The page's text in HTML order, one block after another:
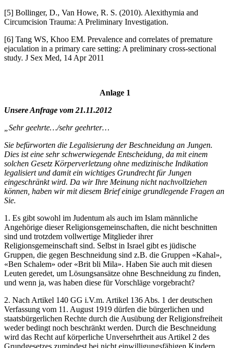
[5] Bollinger, D., Van Howe, R. S. (2010). Alexithymia and
Circumcision Trauma: A Preliminary Investigation.
[6] Tang WS, Khoo EM. Prevalence and correlates of premature
ejaculation in a primary care setting: A preliminary cross-sectional
study. J Sex Med, 14 Apr 2011
Anlage 1
Unsere Anfrage vom 21.11.2012
„Sehr geehrte…/sehr geehrter…
Sie befürworten die Legalisierung der Beschneidung an Jungen.
Dies ist eine sehr schwerwiegende Entscheidung, da mit einem
solchen Gesetz Körperverletzung ohne medizinische Indikation
legalisiert und damit ein wichtiges Grundrecht für Jungen
eingeschränkt wird. Da wir Ihre Meinung nicht nachvollziehen
können, haben wir mit diesem Brief einige grundlegende Fragen an
Sie.
1. Es gibt sowohl im Judentum als auch im Islam männliche
Angehörige dieser Religionsgemeinschaften, die nicht beschnitten
sind und trotzdem vollwertige Mitglieder ihrer
Religionsgemeinschaft sind. Selbst in Israel gibt es jüdische
Gruppen, die gegen Beschneidung sind z.B. die Gruppen «Kahal»,
«Ben Schalem» oder «Brit bli Mila». Haben Sie auch mit diesen
Leuten geredet, um Lösungsansätze ohne Beschneidung zu finden,
und wenn ja, was haben diese für Vorschläge vorgebracht?
2. Nach Artikel 140 GG i.V.m. Artikel 136 Abs. 1 der deutschen
Verfassung vom 11. August 1919 dürfen die bürgerlichen und
staatsbürgerlichen Rechte durch die Ausübung der Religionsfreiheit
weder bedingt noch beschränkt werden. Durch die Beschneidung
wird das Recht auf körperliche Unversehrtheit aus Artikel 2 des
Grundgesetzes zumindest bei nicht einwilligungsfähigen Kindern